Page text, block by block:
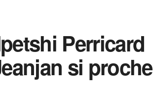
Perricard
si proche